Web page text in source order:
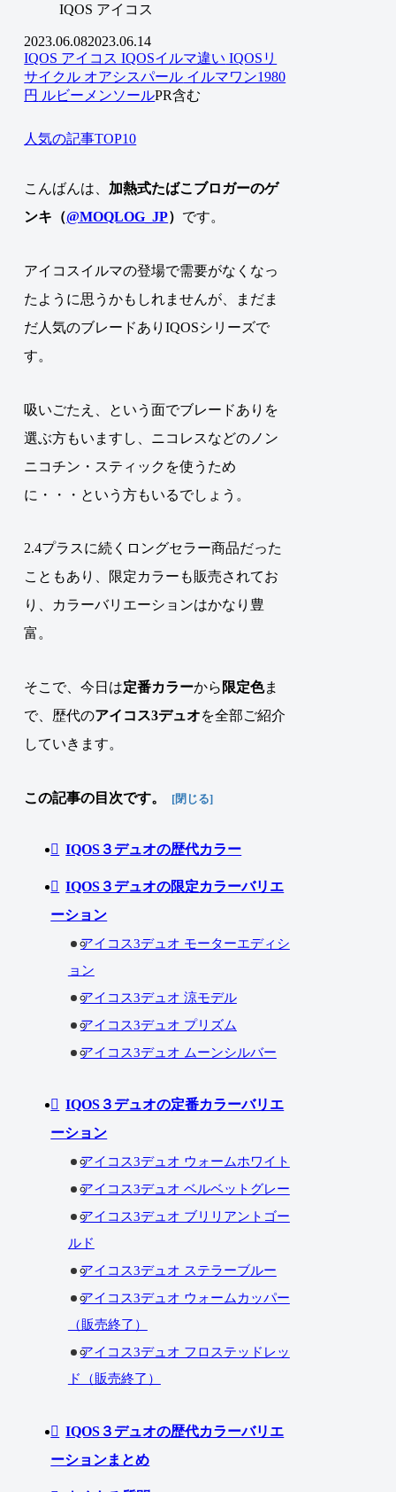
IQOS アイコス
2023.06.082023.06.14
IQOS アイコス IQOSイルマ違い IQOSリ
サイクル オアシスパール イルマワン1980
円 ルビーメンソールPR含む
人気の記事TOP10
こんばんは、 加熱式たばこブロガーのゲ
ンキ（@MOQLOG_JP） です。
アイコスイルマの登場で需要がなくなっ
たように思うかもしれませんが、まだま
だ人気のブレードありIQOSシリーズで
す。
吸いごたえ、という面でブレードありを
選ぶ方もいますし、ニコレスなどのノン
ニコチン・スティックを使うため
に・・・という方もいるでしょう。
2.4プラスに続くロングセラー商品だった
こともあり、限定カラーも販売されてお
り、カラーバリエーションはかなり豊
富。
そこで、今日は定番カラーから 限定色ま
で、歴代のアイコス3デュオを全部ご紹介
していきます。
この記事の目次です。
IQOS３デュオの歴代カラー
IQOS３デュオの限定カラーバリエ
ーション
アイコス3デュオ モーターエディシ
ョン
アイコス3デュオ 涼モデル
アイコス3デュオ プリズム
アイコス3デュオ ムーンシルバー
IQOS３デュオの定番カラーバリエ
ーション
アイコス3デュオ ウォームホワイト
アイコス3デュオ ベルベットグレー
アイコス3デュオ ブリリアントゴー
ルド
アイコス3デュオ ステラーブルー
アイコス3デュオ ウォームカッパー
（販売終了）
アイコス3デュオ フロステッドレッ
ド（販売終了）
IQOS３デュオの歴代カラーバリエ
ーションまとめ